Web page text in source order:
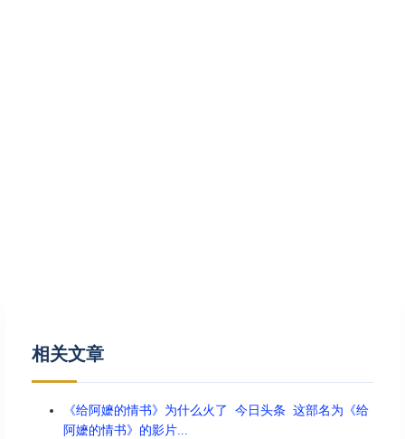
相关文章
《给阿嬷的情书》为什么火了 今日头条 这部名为《给
阿嬷的情书》的影片...